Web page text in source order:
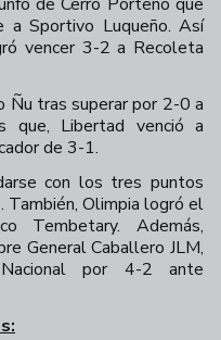
Sportivo Luqueño. Así
vencer 3-2 a Recoleta
Ñu tras superar por 2-0 a
que, Libertad venció a
de 3-1.
con los tres puntos
También, Olimpia logró el
Tembetary. Además,
General Caballero JLM,
por 4-2 ante